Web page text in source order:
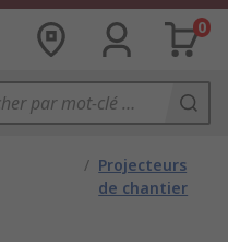
0
/ Projecteurs
de chantier